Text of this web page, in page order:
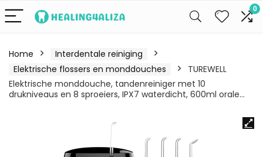
0
Home
Interdentale reiniging
Elektrische flossers en monddouches
TUREWELL
Elektrische monddouche, tandenreiniger met 10
drukniveaus en 8 sproeiers, IPX7 waterdicht, 600ml orale…